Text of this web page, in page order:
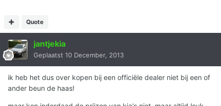
Quote
jantjekia
Geplaatst 10 December, 2013
ik heb het dus over kopen bij een officiële dealer niet bij een of
ander beun de haas!